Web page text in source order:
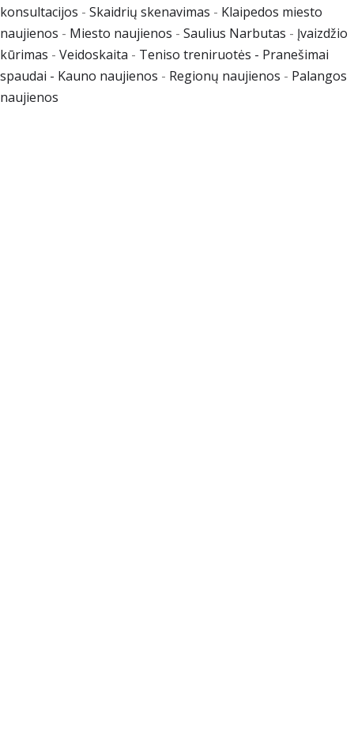
konsultacijos - Skaidrių skenavimas - Klaipedos miesto
naujienos - Miesto naujienos - Saulius Narbutas - Įvaizdžio
kūrimas - Veidoskaita - Teniso treniruotės - Pranešimai
spaudai - Kauno naujienos - Regionų naujienos - Palangos
naujienos